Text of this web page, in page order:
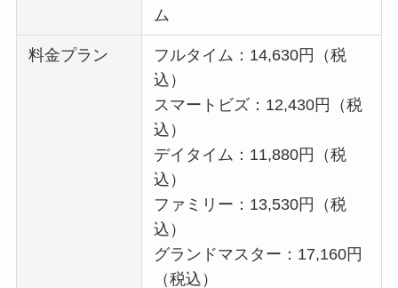
ム
料金プラン
フルタイム：14,630円（税
込）
スマートビズ：12,430円（税
込）
デイタイム：11,880円（税
込）
ファミリー：13,530円（税
込）
グランドマスター：17,160円
（税込）